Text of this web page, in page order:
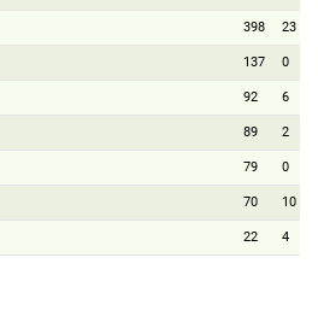
398 23
137 0
92 6
89 2
79 0
70 10
22 4